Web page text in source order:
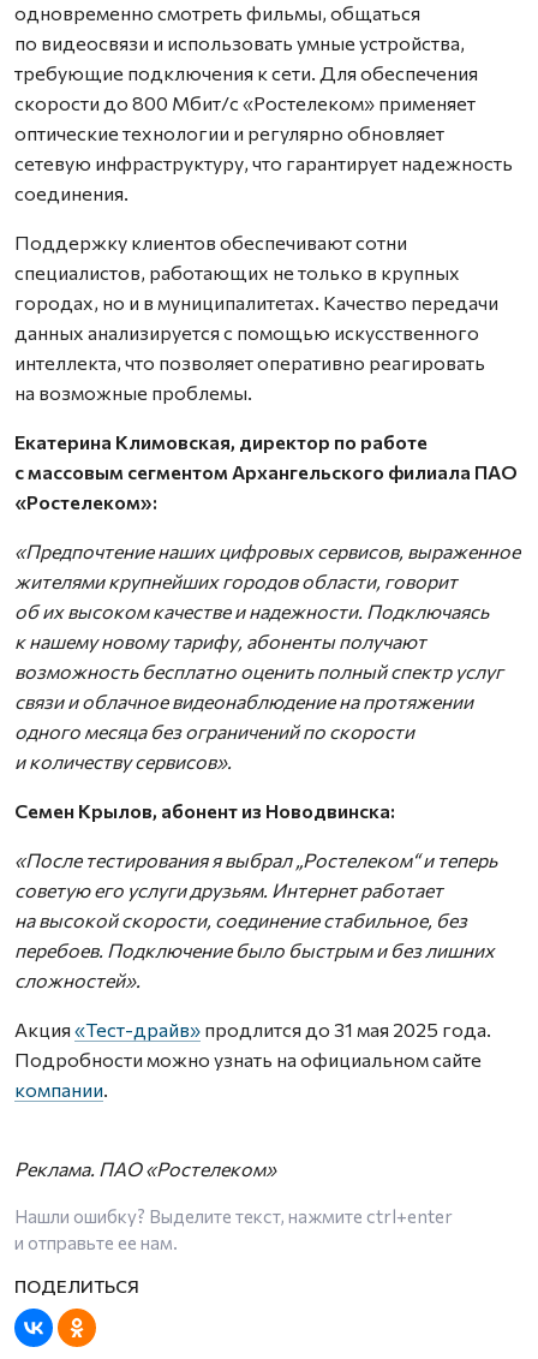
одновременно смотреть фильмы, общаться
по видеосвязи и использовать умные устройства,
требующие подключения к сети. Для обеспечения
скорости до 800 Мбит/с «Ростелеком» применяет
оптические технологии и регулярно обновляет
сетевую инфраструктуру, что гарантирует надежность
соединения.
Поддержку клиентов обеспечивают сотни
специалистов, работающих не только в крупных
городах, но и в муниципалитетах. Качество передачи
данных анализируется с помощью искусственного
интеллекта, что позволяет оперативно реагировать
на возможные проблемы.
Екатерина Климовская, директор по работе
с массовым сегментом Архангельского филиала ПАО
«Ростелеком»:
«Предпочтение наших цифровых сервисов, выраженное
жителями крупнейших городов области, говорит
об их высоком качестве и надежности. Подключаясь
к нашему новому тарифу, абоненты получают
возможность бесплатно оценить полный спектр услуг
связи и облачное видеонаблюдение на протяжении
одного месяца без ограничений по скорости
и количеству сервисов».
Семен Крылов, абонент из Новодвинска:
«После тестирования я выбрал „Ростелеком“ и теперь
советую его услуги друзьям. Интернет работает
на высокой скорости, соединение стабильное, без
перебоев. Подключение было быстрым и без лишних
сложностей».
Акция «Тест-драйв» продлится до 31 мая 2025 года.
Подробности можно узнать на официальном сайте
компании.
Реклама. ПАО «Ростелеком»
Нашли ошибку? Выделите текст, нажмите ctrl+enter
и отправьте ее нам.